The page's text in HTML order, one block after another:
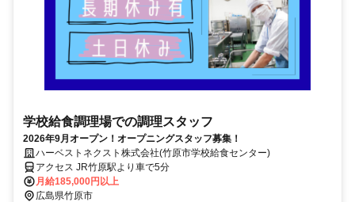
学校給食調理場での調理スタッフ
2026年9月オープン！オープニングスタッフ募集！
ハーベストネクスト株式会社(竹原市学校給食センター)
アクセス JR竹原駅より車で5分
月給185,000円以上
広島県竹原市